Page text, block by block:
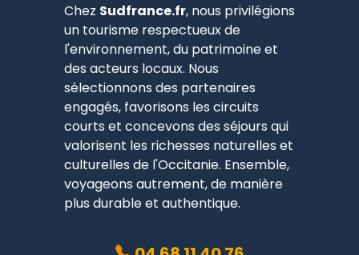
Chez Sudfrance.fr, nous privilégions
un tourisme respectueux de
l'environnement, du patrimoine et
des acteurs locaux. Nous
sélectionnons des partenaires
engagés, favorisons les circuits
courts et concevons des séjours qui
valorisent les richesses naturelles et
culturelles de l'Occitanie. Ensemble,
voyageons autrement, de manière
plus durable et authentique.